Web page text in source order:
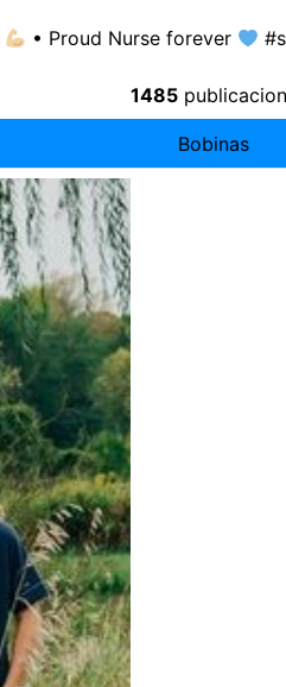
• Proud Nurse forever
1485
Bobinas